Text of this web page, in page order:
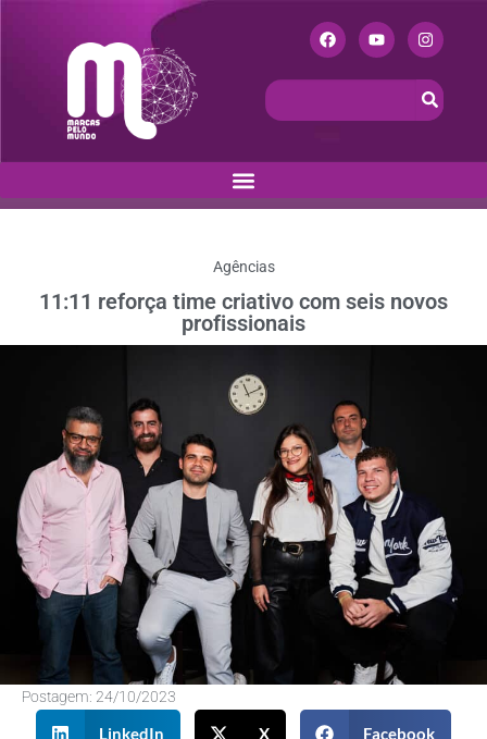
Agências
11:11 reforça time criativo com seis novos
profissionais
Postagem: 24/10/2023
LinkedIn X Facebook